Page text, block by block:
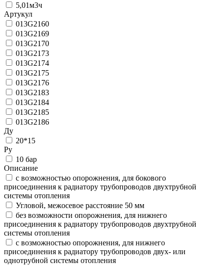
5,01м3ч
Артукул
013G2160
013G2169
013G2170
013G2173
013G2174
013G2175
013G2176
013G2183
013G2184
013G2185
013G2186
Ду
20*15
Ру
10 бар
Описание
c возможностью опорожнения, для бокового
присоединения к радиатору трубопроводов двухтрубной
системы отопления
Угловой, межосевое расстояние 50 мм
без возможности опорожнения, для нижнего
присоединения к радиатору трубопроводов двухтрубной
системы отопления
с возможностью опорожнения, для нижнего
присоединения к радиатору трубопроводов двух- или
однотрубной системы отопления